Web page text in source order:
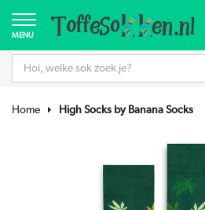
MENU
Home High Socks by Banana Socks